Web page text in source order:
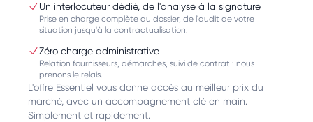
Un interlocuteur dédié, de l'analyse à la signature
Prise en charge complète du dossier, de l'audit de votre
situation jusqu'à la contractualisation.
Zéro charge administrative
Relation fournisseurs, démarches, suivi de contrat : nous
prenons le relais.
L'offre Essentiel vous donne accès au meilleur prix du
marché, avec un accompagnement clé en main.
Simplement et rapidement.